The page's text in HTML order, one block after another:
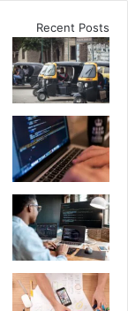
Recent Posts